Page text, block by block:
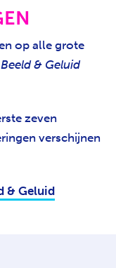
op alle grote
Beeld & Geluid
zeven
verschijnen
& Geluid